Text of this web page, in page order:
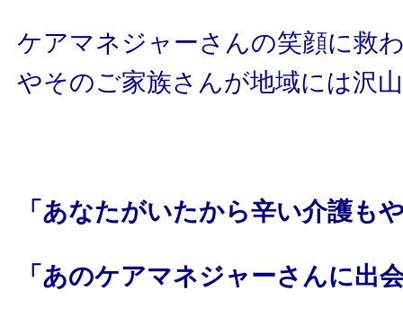
ケアマネジャーさんの笑顔に救
やそのご家族さんが地域には沢
「あなたがいたから辛い介護も
「あのケアマネジャーさんに出